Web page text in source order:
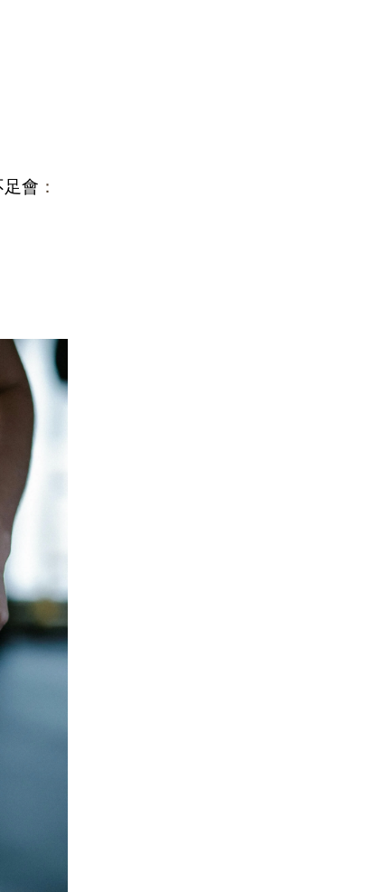
會 ：